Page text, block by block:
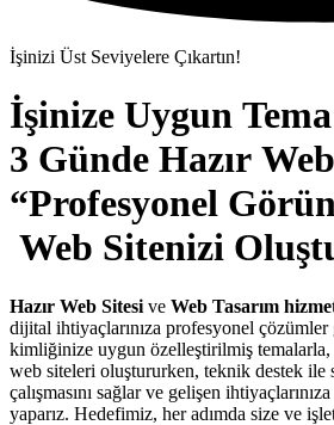
İşinizi Üst Seviyelere Çıkartın!
İşinize Uygun
3 Günde Hazır
“Profesyonel
Web Sitenizi
Hazır Web Sitesi ve Web Tasarım
dijital ihtiyaçlarınıza profesyonel
kimliğinize uygun özelleştirilmiş temalarla,
web siteleri oluştururken, teknik destek ile
çalışmasını sağlar ve gelişen
yaparız. Hedefimiz, her adımda size ve